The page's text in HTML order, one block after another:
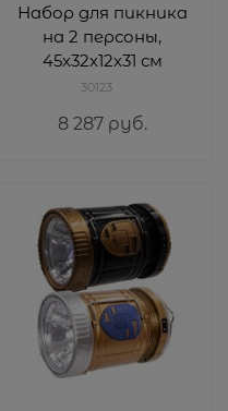
Набор для пикника
на 2 персоны,
45х32х12х31 см
30123
8 287 руб.